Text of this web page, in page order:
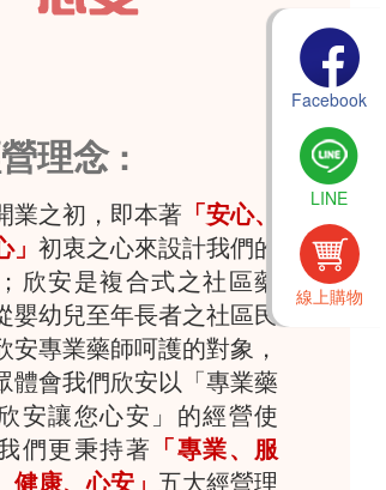
理念 :
業之初，即本著 「安心、
初衷之心來設計我們的
欣安是複合式之社區藥
嬰幼兒至年長者之社區民
安專業藥師呵護的對象，
體會我們欣安以「專業藥
安讓您心安」的經營使
們更秉持著 「專業、服
康、心安」 五大經營理
Facebook
LINE
線上購物